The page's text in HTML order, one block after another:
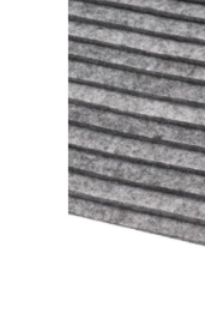
hvězdiček.